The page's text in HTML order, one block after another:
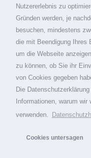
Nutzererlebnis zu
Gründen werden, je
besuchen, mindestens
die mit Beendigung Ihres
um die Webseite
zu können, ob Sie ihr
von Cookies gegeben
Die
Informationen, warum
verwenden.
Cookies untersagen